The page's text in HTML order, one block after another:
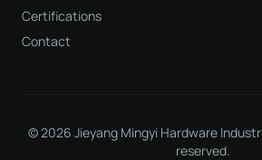
Certifications
Contact
© 2026 Jieyang Mingyi Hardware
reserved.